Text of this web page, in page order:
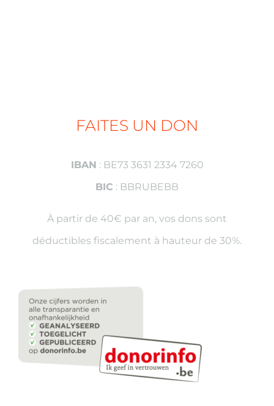
FAITES UN DON
IBAN : BE73 3631 2334 7260
BIC : BBRUBEBB
À partir de 40€ par an, vos dons sont
déductibles fiscalement à hauteur de 30%.